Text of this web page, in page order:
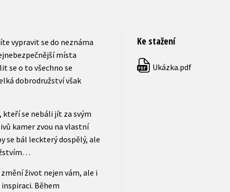
vypravit se do neznáma
místa
se o to všechno se
dobrodružství však
kteří se nebáli jít za svým
kamer zvou na vlastní
se bál leckterý dospělý, ale
život nejen vám, ale i
Během
Ke stažení
PDF Ukázka.pdf